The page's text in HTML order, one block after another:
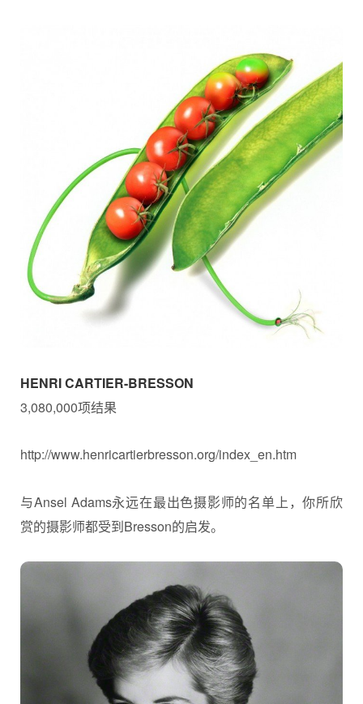
HENRI CARTIER-BRESSON
3,080,000项结果
http://www.henricartierbresson.org/index_en.htm
与Ansel Adams永远在最出色摄影师的名单上，你所欣
赏的摄影师都受到Bresson的启发。